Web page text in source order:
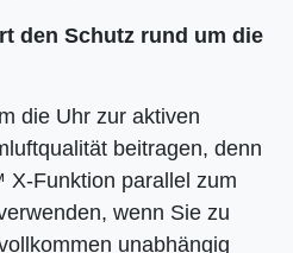
den Schutz rund um die
die Uhr zur aktiven
beitragen, denn
Funktion parallel zum
wenn Sie zu
unabhängig